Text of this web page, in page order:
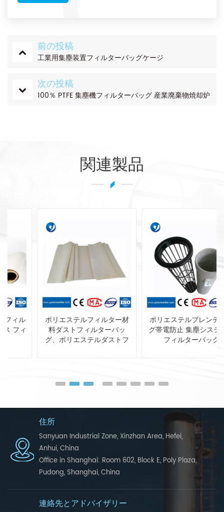
前の投稿
工業用集塵装置フィルターバッグケージ
次の投稿
100％ PTFE 集塵機フィルターバッグ 産業廃棄物焼却炉
関連製品
ポリエステルフィルター材
料ダストフィルターバッ
グ、ポリエステルダストフ
ポリエステルブレンディン
グ帯電防止 集塵システム用
フィルターバッグ
住所
Sanyuan Industrial Zone, Xinzhan Area, Hefei,
Anhui, China
Office in Shanghai: Room 602, Block E, Poly Plaza,
Pudong, Shanghai, China
連絡先とアドバイザリー